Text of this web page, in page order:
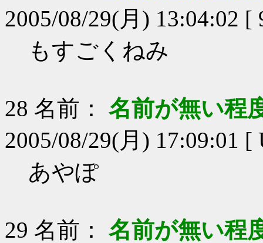
2005/08/29(月) 13:04:02 [
もすごくねみ
28 名前：
名前が無い程
2005/08/29(月) 17:09:01
あやぽ
29 名前：
名前が無い程